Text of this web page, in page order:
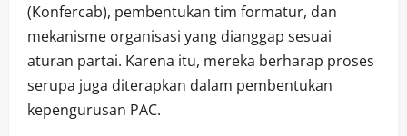
(Konfercab), pembentukan tim formatur, dan
mekanisme organisasi yang dianggap sesuai
aturan partai. Karena itu, mereka berharap proses
serupa juga diterapkan dalam pembentukan
kepengurusan PAC.